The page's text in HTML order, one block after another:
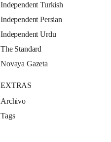
Independent Turkish
Independent Persian
Independent Urdu
The Standard
Novaya Gazeta
EXTRAS
Archivo
Tags